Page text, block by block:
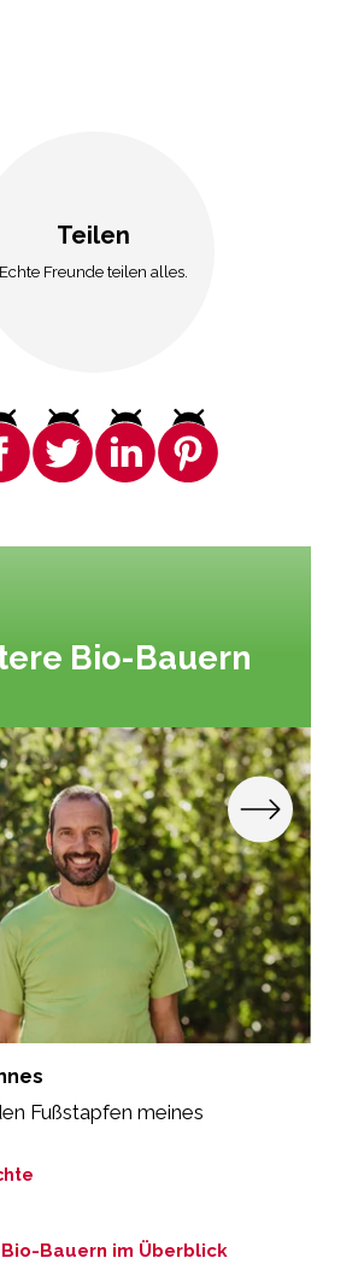
Teilen
Echte Freunde teilen alles.
Bio-Bauern
Fußstapfen meines
Bauern im Überblick